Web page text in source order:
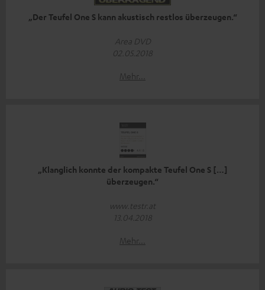
„Der Teufel One S kann akustisch restlos überzeugen.“
Area DVD
02.05.2018
Mehr...
„Klanglich konnte der kompakte Teufel One S […]
überzeugen.“
www.testr.at
13.04.2018
Mehr...